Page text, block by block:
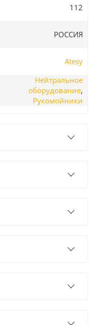
112
РОССИЯ
Atesy
Нейтральное
оборудование,
Рукомойники